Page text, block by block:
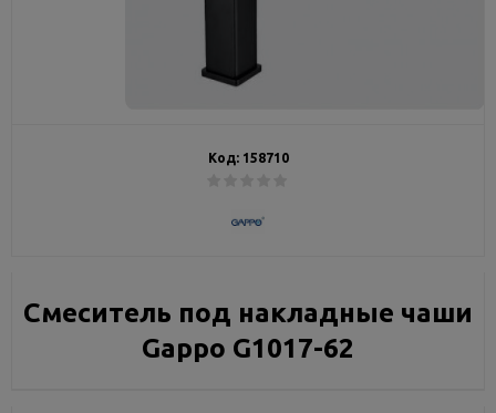
Код: 158710
Смеситель под накладные чаши
Gappo G1017-62